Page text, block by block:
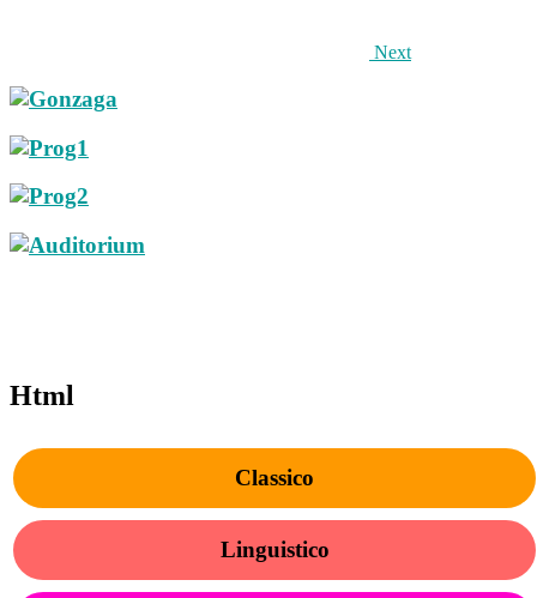
Next
Html
Classico
Linguistico